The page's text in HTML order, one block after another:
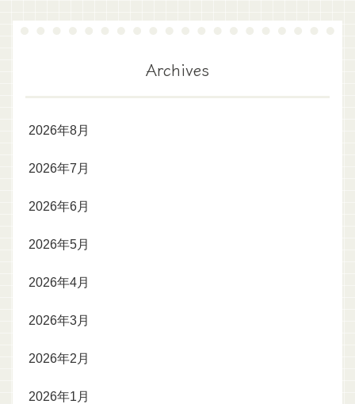
Archives
2026年8月
2026年7月
2026年6月
2026年5月
2026年4月
2026年3月
2026年2月
2026年1月